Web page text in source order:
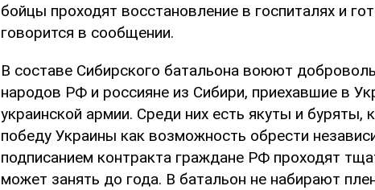
бойцы проходят восстановление в госпиталях и
говорится в сообщении.
В составе Сибирского батальона воюют
народов РФ и россияне из Сибири, приехавшие в
украинской армии. Среди них есть якуты и
победу Украины как возможность обрести
подписанием контракта граждане РФ проходят
может занять до года. В батальон не набирают